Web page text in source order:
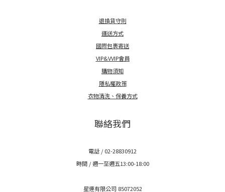
退換貨守則
運送方式
國際包裹寄送
VIP&VVIP會員
購物須知
隱私權政策
衣物清洗、保養方式
聯絡我們
電話 / 02-28830912
時間 / 週一至週五13:00-18:00
星連有限公司 85072052